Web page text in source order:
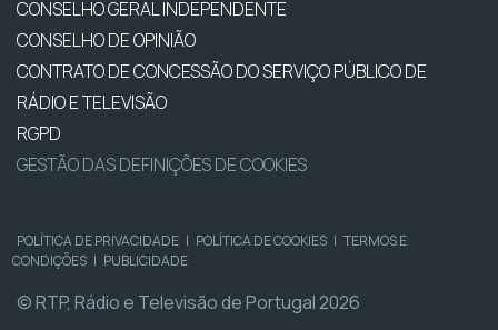
CONSELHO GERAL INDEPENDENTE
CONSELHO DE OPINIÃO
CONTRATO DE CONCESSÃO DO SERVIÇO PÚBLICO DE
RÁDIO E TELEVISÃO
RGPD
GESTÃO DAS DEFINIÇÕES DE COOKIES
POLÍTICA DE PRIVACIDADE | POLÍTICA DE COOKIES | TERMOS E
CONDIÇÕES | PUBLICIDADE
© RTP, Rádio e Televisão de Portugal 2026